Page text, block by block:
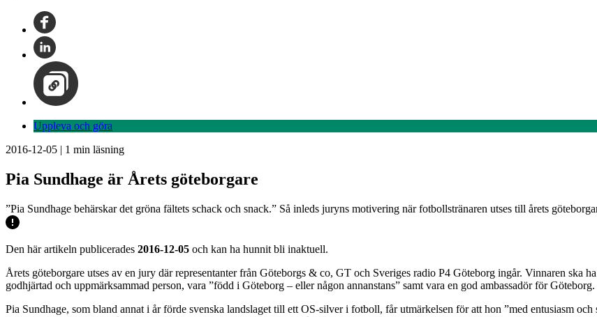
Uppleva och göra
2016-12-05 | 1 min läsning
Pia Sundhage är Årets göteborgare
”Pia Sundhage behärskar det gröna fältets schack och snack.” Så inleds juryns motivering när fotbollstränaren utses till årets
Den här artikeln publicerades 2016-12-05 och kan ha hunnit bli inaktuell.
Årets göteborgare utses av en jury där representanter från Göteborgs & co, GT och Sveriges radio P4 Göteborg ingår. Vinnaren ska
godhjärtad och uppmärksammad person, vara ”född i Göteborg – eller någon annanstans” samt vara en god ambassadör för Göteborg.
Pia Sundhage, som bland annat i år förde svenska landslaget till ett OS-silver i fotboll, får utmärkelsen för att hon ”med entusiasm